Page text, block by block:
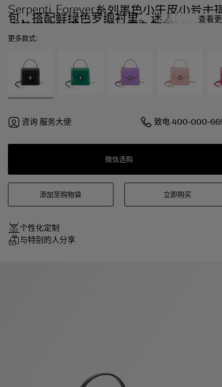
Serpenti Forever系列黑色小牛皮小号手
包，搭配鲜绿色罗缎衬里。迷人的浅金镀
金黄铜蛇首搭扣，饰以黑色和白玛瑙色珐
琅鳞片，点缀绿色孔雀石双眼。
查看
更多款式:
咨询 服务大使 致电400-000-
微信选购
添加至购物袋 立即购买
个性化定制
与特别的人分享